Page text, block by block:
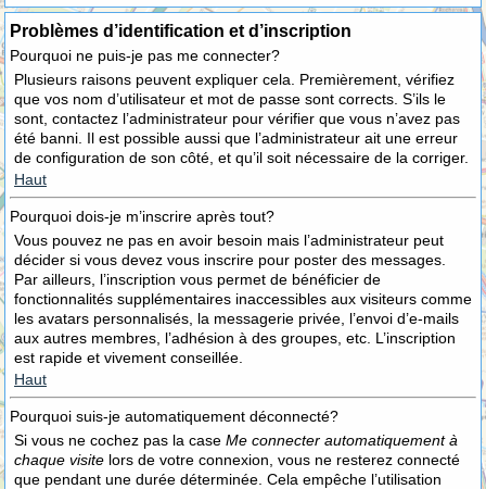
Problèmes d’identification et d’inscription
Pourquoi ne puis-je pas me connecter?
Plusieurs raisons peuvent expliquer cela. Premièrement, vérifiez
que vos nom d’utilisateur et mot de passe sont corrects. S’ils le
sont, contactez l’administrateur pour vérifier que vous n’avez pas
été banni. Il est possible aussi que l’administrateur ait une erreur
de configuration de son côté, et qu’il soit nécessaire de la corriger.
Haut
Pourquoi dois-je m’inscrire après tout?
Vous pouvez ne pas en avoir besoin mais l’administrateur peut
décider si vous devez vous inscrire pour poster des messages.
Par ailleurs, l’inscription vous permet de bénéficier de
fonctionnalités supplémentaires inaccessibles aux visiteurs comme
les avatars personnalisés, la messagerie privée, l’envoi d’e-mails
aux autres membres, l’adhésion à des groupes, etc. L’inscription
est rapide et vivement conseillée.
Haut
Pourquoi suis-je automatiquement déconnecté?
Si vous ne cochez pas la case Me connecter automatiquement à
chaque visite lors de votre connexion, vous ne resterez connecté
que pendant une durée déterminée. Cela empêche l’utilisation